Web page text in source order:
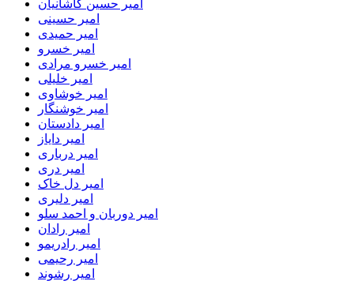
امیر حسین کاشانیان
امیر حسینی
امیر حمیدی
امیر خسرو
امیر خسرو مرادی
امیر خلیلی
امیر خوشاوی
امیر خوشنگار
امیر دادستان
امیر دایاز
امیر درباری
امیر دری
امیر دل خاک
امیر دلیری
امیر دوربان و احمد سلو
امیر رادان
امیر رادریمو
امیر رحیمی
امیر رشوند